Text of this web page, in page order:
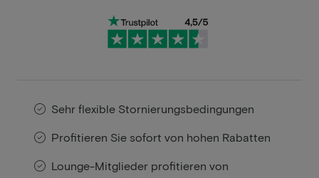
Sehr flexible Stornierungsbedingungen
Profitieren Sie sofort von hohen Rabatten
Lounge-Mitglieder profitieren von